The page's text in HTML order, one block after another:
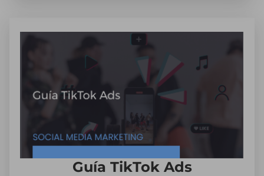
Guía TikTok Ads